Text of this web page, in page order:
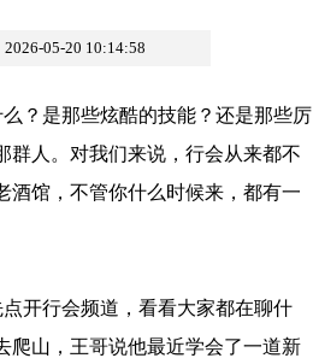
05-20 10:14:58
？是那些炫酷的技能？还是那些厉
群人。对我们来说，行会从来都不
酒馆，不管你什么时候来，都有一
开行会频道，看看大家都在聊什
爬山，王哥说他最近学会了一道新